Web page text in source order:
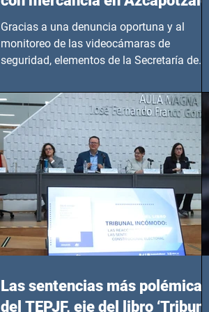
Gracias a una denuncia oportuna y al
monitoreo de las videocámaras de
seguridad, elementos de la Secretaría de
Las sentencias más polémicas
del TEPJF, eje del libro ‘Tribunal